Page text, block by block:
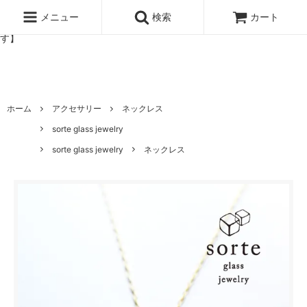
ッタのオンラインストア【アラビア,クイストゴーなどの北欧ヴィンテ
ージ食器,雅峰窯やソルテグラスジュエリーなどの作家の作品が並びま
す】
メニュー 検索 カート
ホーム アクセサリー
ネックレス
sorte glass jewelry
sorte glass jewelry
ネックレス